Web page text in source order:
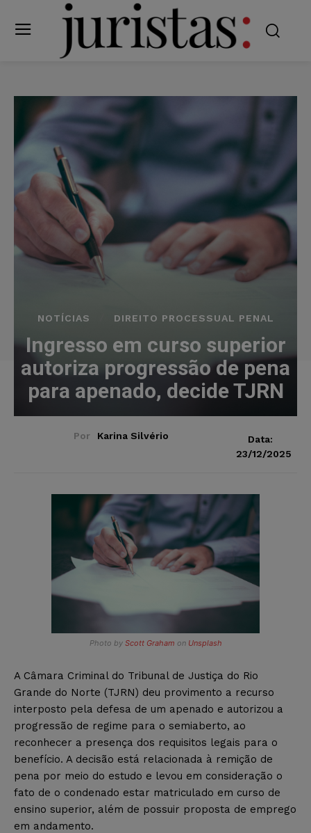
NOTÍCIAS DIREITO PROCESSUAL PENAL
Ingresso em curso superior
autoriza progressão de pena
para apenado, decide TJRN
Por Karina Silvério
Data:
23/12/2025
Photo by Scott Graham on Unsplash
A Câmara Criminal do Tribunal de Justiça do Rio
Grande do Norte (TJRN) deu provimento a recurso
interposto pela defesa de um apenado e autorizou a
progressão de regime para o semiaberto, ao
reconhecer a presença dos requisitos legais para o
benefício. A decisão está relacionada à remição de
pena por meio do estudo e levou em consideração o
fato de o condenado estar matriculado em curso de
ensino superior, além de possuir proposta de emprego
em andamento.